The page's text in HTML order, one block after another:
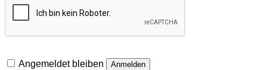
Angemeldet bleiben Anmelden